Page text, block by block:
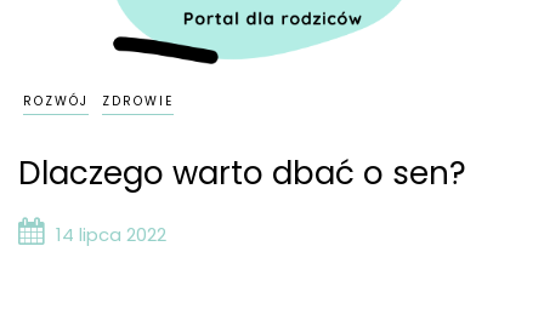
ROZWÓJ ZDROWIE
Dlaczego warto dbać o sen?
14 lipca 2022